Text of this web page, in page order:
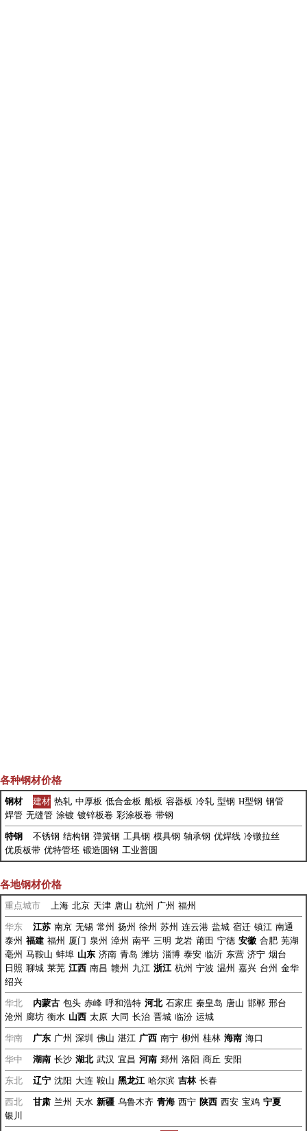
各种钢材价格
钢材 建材 热轧 中厚板 低合金板 船板 容器板 冷轧 型钢 H型钢 钢管
焊管 无缝管 涂镀 镀锌板卷 彩涂板卷 带钢
特钢 不锈钢 结构钢 弹簧钢 工具钢 模具钢 轴承钢 优焊线 冷镦拉丝
优质板带 优特管坯 锻造圆钢 工业普圆
各地钢材价格
重点城市 上海 北京 天津 唐山 杭州 广州 福州
华东 江苏 南京 无锡 常州 扬州 徐州 苏州 连云港 盐城 宿迁 镇江 南通
泰州 福建 福州 厦门 泉州 漳州 南平 三明 龙岩 莆田 宁德 安徽 合肥 芜湖
亳州 马鞍山 蚌埠 山东 济南 青岛 潍坊 淄博 泰安 临沂 东营 济宁 烟台
日照 聊城 莱芜 江西 南昌 赣州 九江 浙江 杭州 宁波 温州 嘉兴 台州 金华
绍兴
华北 内蒙古 包头 赤峰 呼和浩特 河北 石家庄 秦皇岛 唐山 邯郸 邢台
沧州 廊坊 衡水 山西 太原 大同 长治 晋城 临汾 运城
华南 广东 广州 深圳 佛山 湛江 广西 南宁 柳州 桂林 海南 海口
华中 湖南 长沙 湖北 武汉 宜昌 河南 郑州 洛阳 商丘 安阳
东北 辽宁 沈阳 大连 鞍山 黑龙江 哈尔滨 吉林 长春
西北 甘肃 兰州 天水 新疆 乌鲁木齐 青海 西宁 陕西 西安 宝鸡 宁夏
银川